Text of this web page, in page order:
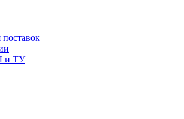
поставок
и ТУ